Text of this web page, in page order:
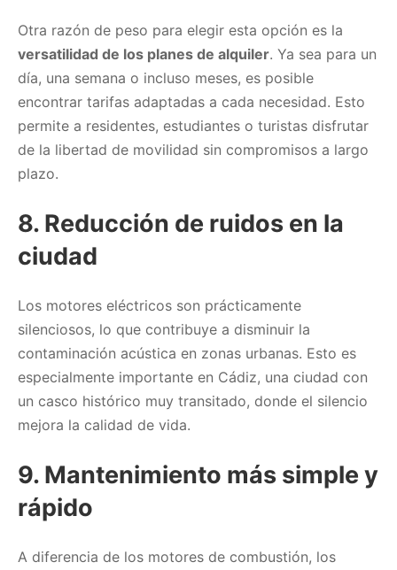
Otra razón de peso para elegir esta opción es la
versatilidad de los planes de alquiler. Ya sea para un
día, una semana o incluso meses, es posible
encontrar tarifas adaptadas a cada necesidad. Esto
permite a residentes, estudiantes o turistas disfrutar
de la libertad de movilidad sin compromisos a largo
plazo.
8. Reducción de ruidos en la
ciudad
Los motores eléctricos son prácticamente
silenciosos, lo que contribuye a disminuir la
contaminación acústica en zonas urbanas. Esto es
especialmente importante en Cádiz, una ciudad con
un casco histórico muy transitado, donde el silencio
mejora la calidad de vida.
9. Mantenimiento más simple y
rápido
A diferencia de los motores de combustión, los